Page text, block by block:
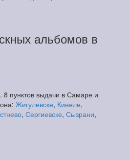
альбомов в
8 пунктов выдачи в Самаре и
Жигулевске, Кинеле,
, Сергиевске, Сызрани,